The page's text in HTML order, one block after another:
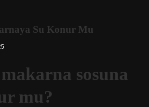
Su Konur Mu
makarna sosuna
mu?